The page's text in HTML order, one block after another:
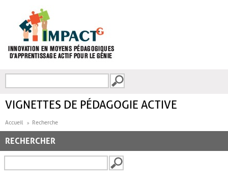
FORMULAIRE DE
VIGNETTES DE PÉDAGOGIE ACTIVE
Accueil Recherche
RECHERCHER